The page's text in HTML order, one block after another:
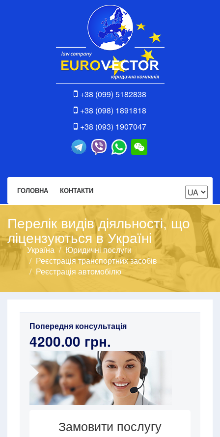
+38 (099) 5182838
+38 (098) 1891818
+38 (093) 1907047
ГОЛОВНА КОНТАКТИ
Перелік видів діяльності, що
ліцензуються в Україні
Україна
Юридичні послуги
Реєстрація транспортних засобів
Реєстрація автомобілю
Попередня консультація
4200.00 грн.